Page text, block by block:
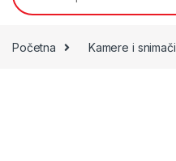
Početna Kamere i snimači